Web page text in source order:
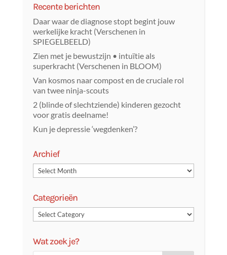
Recente berichten
Daar waar de diagnose stopt begint jouw
werkelijke kracht (Verschenen in
SPIEGELBEELD)
Zien met je bewustzijn • intuïtie als
superkracht (Verschenen in BLOOM)
Van kosmos naar compost en de cruciale rol
van twee ninja-scouts
2 (blinde of slechtziende) kinderen gezocht
voor gratis deelname!
Kun je depressie ‘wegdenken’?
Archief
Categorieën
Wat zoek je?